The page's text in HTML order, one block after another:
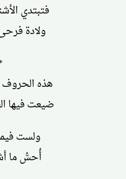
فتبتدي
ولادة
هذه الحروف
ضيعت فيها
ولست
أُحسُّ ما